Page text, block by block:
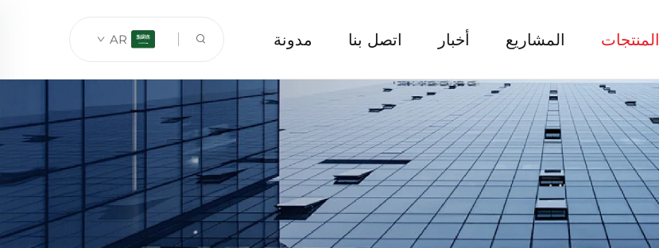
المنتجات المشاريع أخبار اتصل بنا مدونة AR